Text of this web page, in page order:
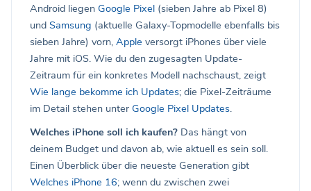
Android liegen Google Pixel (sieben Jahre ab Pixel 8)
und Samsung (aktuelle Galaxy-Topmodelle ebenfalls bis
sieben Jahre) vorn, Apple versorgt iPhones über viele
Jahre mit iOS. Wie du den zugesagten Update-
Zeitraum für ein konkretes Modell nachschaust, zeigt
Wie lange bekomme ich Updates; die Pixel-Zeiträume
im Detail stehen unter Google Pixel Updates.
Welches iPhone soll ich kaufen? Das hängt von
deinem Budget und davon ab, wie aktuell es sein soll.
Einen Überblick über die neueste Generation gibt
Welches iPhone 16; wenn du zwischen zwei